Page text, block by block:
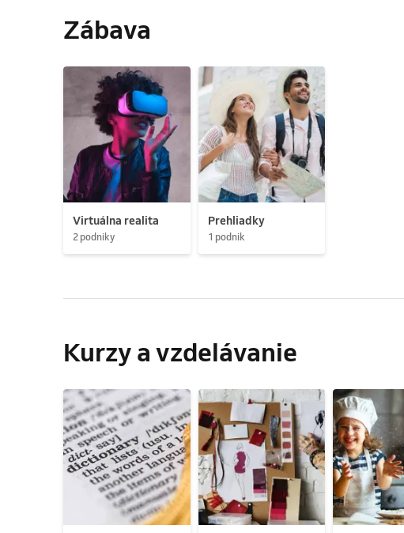
Zábava
Virtuálna realita
2 podniky
Prehliadky
1 podnik
Kurzy a vzdelávanie